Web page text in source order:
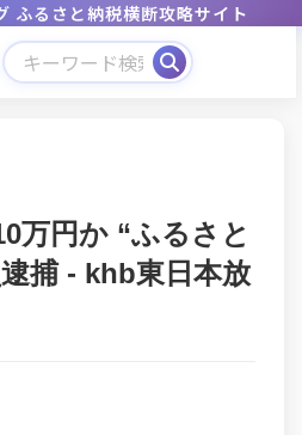
ふるさと納税横断攻略サイト
万円か “ふるさと
捕 - khb東日本放